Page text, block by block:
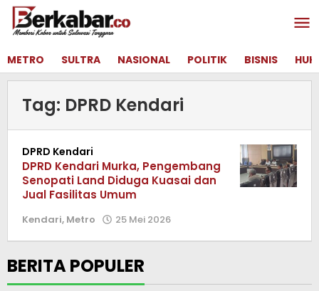
Lewati
konten
METRO
SULTRA NASIONAL POLITIK BISNIS
Tag: DPRD Kendari
DPRD Kendari
DPRD Kendari Murka, Pengembang
Senopati Land Diduga Kuasai dan
Jual Fasilitas Umum
Kendari, Metro 25 Mei 2026
BERITA POPULER